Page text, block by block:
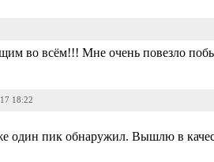
во всём!!! Мне очень повезло
18:22
один пик обнаружил. Вышлю в